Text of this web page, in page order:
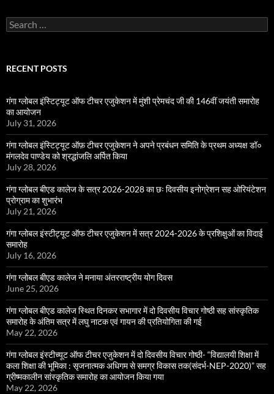
Search
for:
RECENT POSTS
गंगा ग्लोबल इंस्टिट्यूट ऑफ टीचर एजुकेशन में मुंशी प्रेमचंद जी की 146वीं जयंती समारोह
का आयोजन
July 31, 2026
गंगा ग्लोबल इंस्टिट्यूट ऑफ़ टीचर एजुकेशन ने अपने प्रबंधन समिति के प्रथम अध्यक्ष डॉ०
मंगलदेव पाण्डेय को श्रद्धांजलि अर्पित किया
July 28, 2026
गंगा ग्लोबल बीएड कालेज के सत्र 2026-2028 का छः दिवसीय इनोग्रेशन सह ओरियंटेशन
प्रोग्राम का शुभारंभ
July 21, 2026
गंगा ग्लोबल इंस्टीट्यूट ऑफ टीचर एजुकेशन में सत्र 2024-2026 के प्रशिक्षुओं का विदाई
समारोह
July 16, 2026
गंगा ग्लोबल बीएड कालेज ने मनाया अंतरराष्ट्रीय योग दिवस
June 25, 2026
गंगा ग्लोबल बीएड कालेज स्थित दिनकर सभागार में दो दिवसीय विचार गोष्ठी सह सांस्कृतिक
समारोह के अंतिम सत्र में लघु नाटक एवं गायन की प्रतियोगिता की गई
May 22, 2026
गंगा ग्लोबल इंस्टीच्यूट ऑफ टीचर एजुकेशन में दो दिवसीय विचार गोष्ठी- “विद्यालयी शिक्षा में
कला शिक्षा की भूमिका : सृजनात्मक अधिगम से समग्र विकास तक(संदर्भ-NEP-2020)” सह
ग्रीष्मकालीन सांस्कृतिक समारोह का आयोजन किया गया
May 22, 2026